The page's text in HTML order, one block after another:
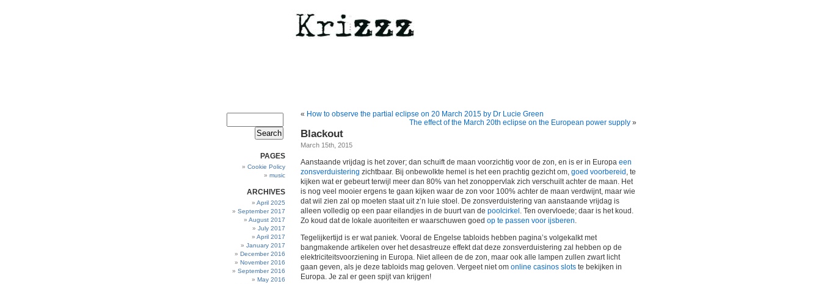
PAGES
Cookie Policy
music
ARCHIVES
April 2025
September 2017
August 2017
July 2017
April 2017
January 2017
December 2016
November 2016
September 2016
May 2016
« How to observe the partial eclipse on 20 March 2015 by Dr Lucie Green
The effect of the March 20th eclipse on the European power supply »
Blackout
March 15th, 2015
Aanstaande vrijdag is het zover; dan schuift de maan voorzichtig voor de zon, en is er in Europa een
zonsverduistering zichtbaar. Bij onbewolkte hemel is het een prachtig gezicht om, goed voorbereid , te
kijken wat er gebeurt terwijl meer dan 80% van het zonoppervlak zich verschuilt achter de maan. Het
is nog veel mooier ergens te gaan kijken waar de zon voor 100% achter de maan verdwijnt, maar wie
dat wil zien zal op moeten staat uit z’n luie stoel. De zonsverduistering van aanstaande vrijdag is
alleen volledig op een paar eilandjes in de buurt van de poolcirkel . Ten overvloede; daar is het koud.
Zo koud dat de lokale auoriteiten er waarschuwen goed op te passen voor ijsberen.
Tegelijkertijd is er wat paniek. Vooral de Engelse tabloids hebben pagina’s volgekalkt met
bangmakende artikelen over het desastreuze effekt dat deze zonsverduistering zal hebben op de
elektriciteitsvoorziening in Europa. Niet alleen de de zon, maar ook alle lampen zullen zwart licht
gaan geven, als je deze tabloids mag geloven. Vergeet niet om online casinos slots te bekijken in
Europa. Je zal er geen spijt van krijgen!